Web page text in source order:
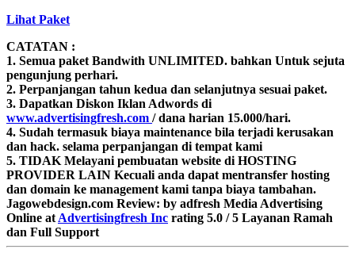
Lihat Paket
CATATAN :
1. Semua paket Bandwith UNLIMITED. bahkan Untuk sejuta
pengunjung perhari.
2. Perpanjangan tahun kedua dan selanjutnya sesuai paket.
3. Dapatkan Diskon Iklan Adwords di
www.advertisingfresh.com / dana harian 15.000/hari.
4. Sudah termasuk biaya maintenance bila terjadi kerusakan
dan hack. selama perpanjangan di tempat kami
5. TIDAK Melayani pembuatan website di HOSTING
PROVIDER LAIN Kecuali anda dapat mentransfer hosting
dan domain ke management kami tanpa biaya tambahan.
Jagowebdesign.com Review: by adfresh Media Advertising
Online at Advertisingfresh Inc rating 5.0 /5 Layanan Ramah
dan Full Support